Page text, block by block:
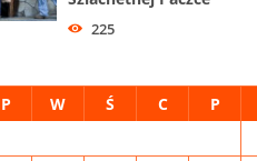
225
P W Ś C P